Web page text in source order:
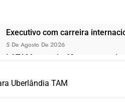
Executivo com carreira
5 De Agosto De 2026
LATAM anuncia 42 rotas na
Azul retoma voos diretos entre
Uberlândia TAM